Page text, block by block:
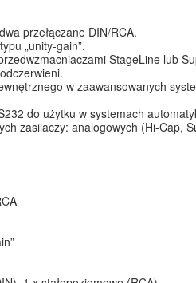
przełączane DIN/RCA.
„unity-gain”.
StageLine lub
w zaawansowanych
do użytku w systemach
zasilaczy: analogowych (Hi-Cap,